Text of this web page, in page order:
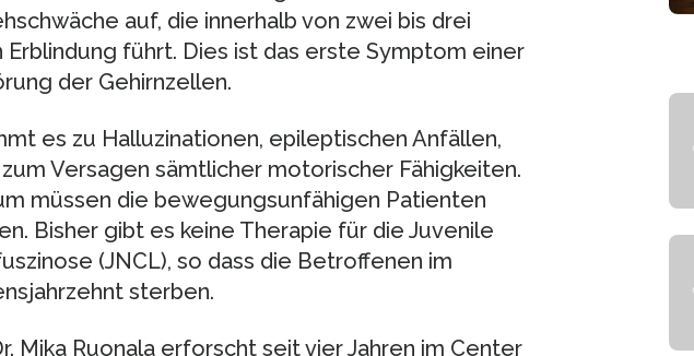
auf, die innerhalb von zwei bis drei
Erblindung führt. Dies ist das erste Symptom einer
der Gehirnzellen.
es zu Halluzinationen, epileptischen Anfällen,
Versagen sämtlicher motorischer Fähigkeiten.
müssen die bewegungsunfähigen Patienten
Bisher gibt es keine Therapie für die Juvenile
(JNCL), so dass die Betroffenen im
sterben.
Mika Ruonala erforscht seit vier Jahren im Center